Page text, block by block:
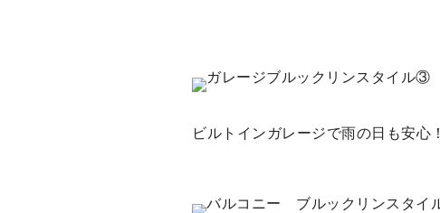
ビルトインガレージで雨の日も安心！